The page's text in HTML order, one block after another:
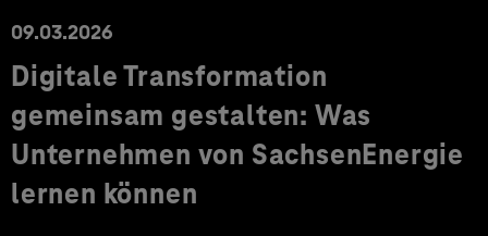
09.03.2026
Digitale Transformation
gemeinsam gestalten: Was
Unternehmen von SachsenEnergie
lernen können